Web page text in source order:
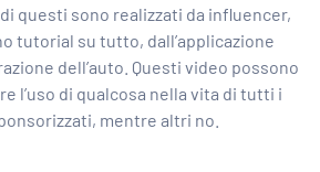
questi sono realizzati da influencer,
tutorial su tutto, dall’applicazione
dell’auto. Questi video possono
l’uso di qualcosa nella vita di tutti i
mentre altri no.